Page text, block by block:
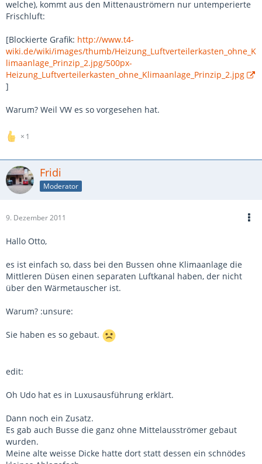
welche), kommt aus den Mittenauströmern nur untemperierte
Frischluft:
[Blockierte Grafik: http://www.t4-
wiki.de/wiki/images/thumb/Heizung_Luftverteilerkasten_ohne_K
limaanlage_Prinzip_2.jpg/500px-
Heizung_Luftverteilerkasten_ohne_Klimaanlage_Prinzip_2.jpg
]
Warum? Weil VW es so vorgesehen hat.
1
Fridi
Moderator
9. Dezember 2011
Hallo Otto,
es ist einfach so, dass bei den Bussen ohne Klimaanlage die
Mittleren Düsen einen separaten Luftkanal haben, der nicht
über den Wärmetauscher ist.
Warum? :unsure:
Sie haben es so gebaut.
edit:
Oh Udo hat es in Luxusausführung erklärt.
Dann noch ein Zusatz.
Es gab auch Busse die ganz ohne Mittelausströmer gebaut
wurden.
Meine alte weisse Dicke hatte dort statt dessen ein schnödes